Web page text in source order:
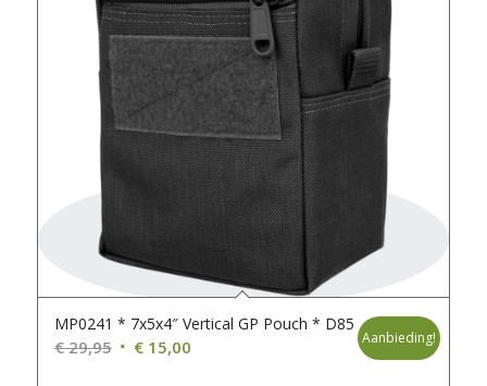
MP0241 * 7x5x4″ Vertical GP Pouch * D85
€29,95 Oorspronkelijke
€15,00Huidige
Aanbieding!